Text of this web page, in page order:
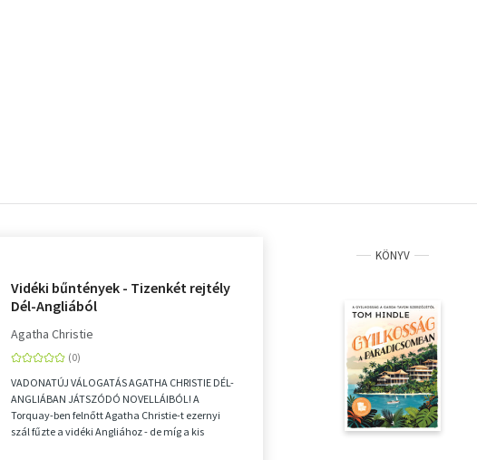
Vidéki bűntények - Tizenkét rejtély
Dél-Angliából
Agatha Christie
VADONATÚJ VÁLOGATÁS AGATHA CHRISTIE DÉL-
ANGLIÁBAN JÁTSZÓDÓ NOVELLÁIBÓL! A
Torquay-ben felnőtt Agatha Christie-t ezernyi
szál fűzte a vidéki Angliához - de míg a kis
KÖNYV